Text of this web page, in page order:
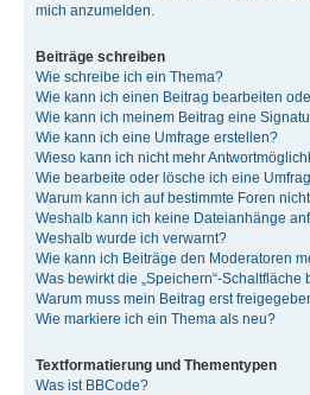
mich anzumelden.
Beiträge schreiben
Wie schreibe ich ein Thema?
Wie kann ich einen Beitrag bearbeiten
Wie kann ich meinem Beitrag eine
Wie kann ich eine Umfrage erstellen?
Wieso kann ich nicht mehr
Wie bearbeite oder lösche ich eine
Warum kann ich auf bestimmte Foren
Weshalb kann ich keine Dateianhänge
Weshalb wurde ich verwarnt?
Wie kann ich Beiträge den Moderatoren
Was bewirkt die „Speichern“-
Warum muss mein Beitrag erst
Wie markiere ich ein Thema als neu?
Textformatierung und Thementypen
Was ist BBCode?